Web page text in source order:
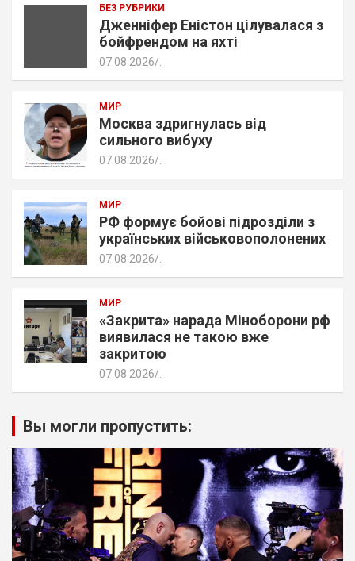
БЕЗ РУБРИКИ
Дженніфер Еністон цілувалася з
бойфрендом на яхті
07.08.2026
МИР
Москва здригнулась від
сильного вибуху
07.08.2026
МИР
РФ формує бойові підрозділи з
українських військовополонених
07.08.2026
МИР
«Закрита» нарада Міноборони рф
виявилася не такою вже
закритою
07.08.2026
Вы могли пропустить: